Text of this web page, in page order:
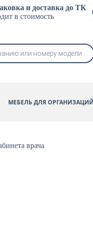
и доставка до ТК
в стоимость
МЕБЕЛЬ ДЛЯ ОРГАНИЗАЦИЙ
врача